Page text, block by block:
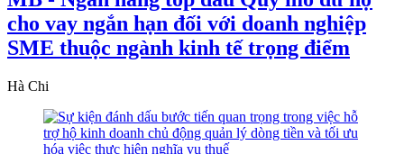
cho vay ngắn hạn đối với doanh nghiệp
SME thuộc ngành kinh tế trọng điểm
Hà Chi